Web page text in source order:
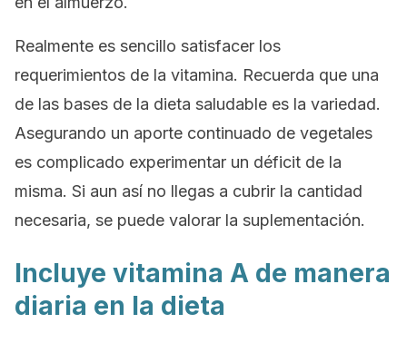
Realmente es sencillo satisfacer los
requerimientos de la vitamina. Recuerda que una
de las bases de la dieta saludable es la variedad.
Asegurando un aporte continuado de vegetales
es complicado experimentar un déficit de la
misma. Si aun así no llegas a cubrir la cantidad
necesaria, se puede valorar la suplementación.
Incluye vitamina A de manera
diaria en la dieta